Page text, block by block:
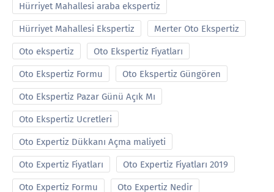
Hürriyet Mahallesi araba ekspertiz
Hürriyet Mahallesi Ekspertiz Merter Oto Ekspertiz
Oto ekspertiz Oto Ekspertiz Fiyatları
Oto Ekspertiz Formu Oto Ekspertiz Güngören
Oto Ekspertiz Pazar Günü Açık Mı
Oto Ekspertiz Ucretleri
Oto Expertiz Dükkanı Açma maliyeti
Oto Expertiz Fiyatları Oto Expertiz Fiyatları 2019
Oto Expertiz Formu Oto Expertiz Nedir